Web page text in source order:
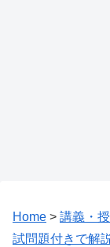
Home > 講義・
試問題付きで解